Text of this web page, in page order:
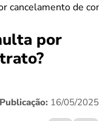
cancelamento de
por
Publicação: 16/05/2025